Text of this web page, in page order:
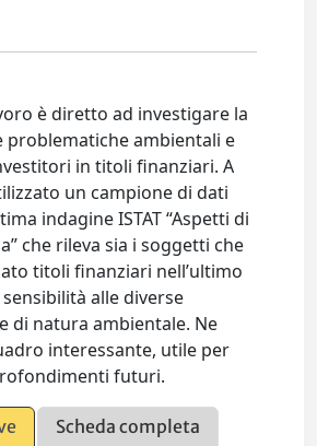
è diretto ad investigare la
problematiche ambientali e
in titoli finanziari. A
un campione di dati
indagine ISTAT “Aspetti di
che rileva sia i soggetti che
titoli finanziari nell’ultimo
alle diverse
di natura ambientale. Ne
interessante, utile per
futuri.
Scheda completa